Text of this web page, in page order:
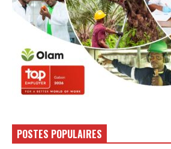
POSTES POPULAIRES